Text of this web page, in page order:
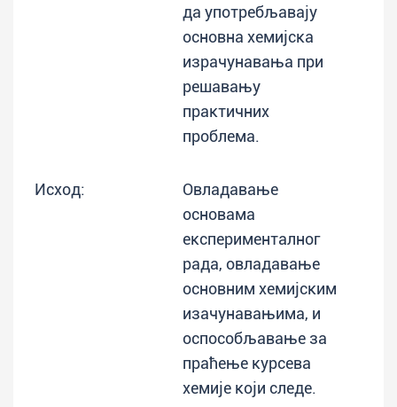
да употребљавају
основна хемијска
израчунавања при
решавању
практичних
проблема.
Исход:
Овладавање
основама
експерименталног
рада, овладавање
основним хемијским
изачунавањима, и
оспособљавање за
праћење курсева
хемије који следе.